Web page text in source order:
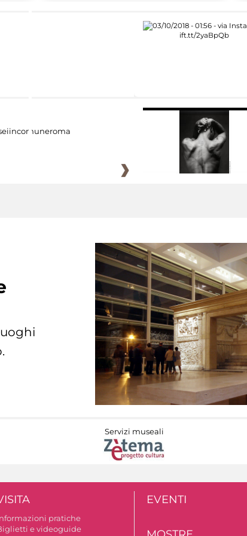
Servizi museali
pratiche
e videoguide
EVENTI